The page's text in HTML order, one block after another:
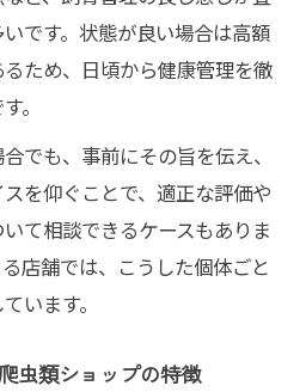
です。状態が良い場合は高額
ため、日頃から健康管理を徹
。
でも、事前にその旨を伝え、
を仰ぐことで、適正な評価や
て相談できるケースもありま
店舗では、こうした個体ごと
います。
虫類ショップの特徴